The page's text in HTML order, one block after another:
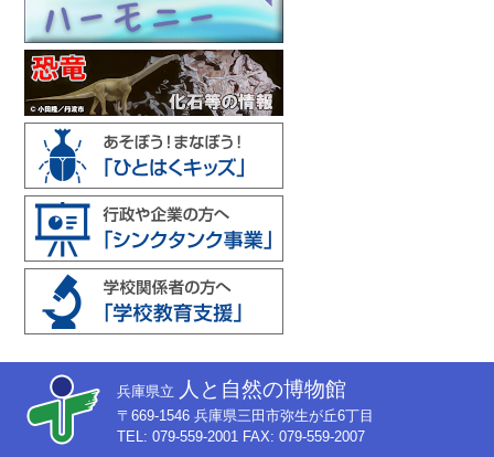
兵庫県立 人と自然の博物館
〒669-1546 兵庫県三田市弥生が丘6丁目
TEL: 079-559-2001 FAX: 079-559-2007